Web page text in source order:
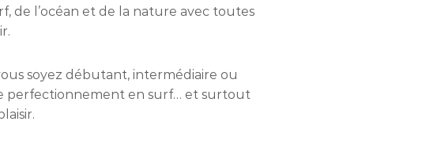
de l’océan et de la nature avec toutes
soyez débutant, intermédiaire ou
perfectionnement en surf… et surtout